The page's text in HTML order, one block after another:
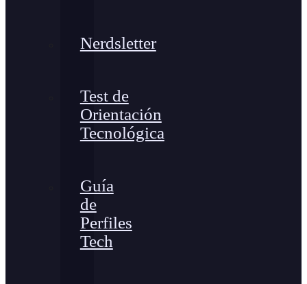
Nerdsletter
Test de
Orientación
Tecnológica
Guía
de
Perfiles
Tech